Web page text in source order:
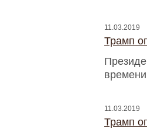
11.03.2019
Трамп
времени
11.03.2019
Трамп